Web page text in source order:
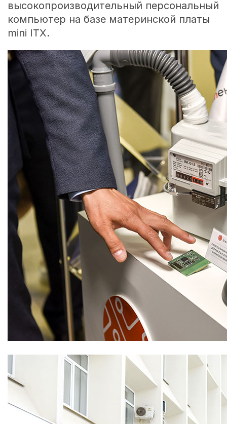
высокопроизводительный персональный
компьютер на базе материнской платы
mini ITX.